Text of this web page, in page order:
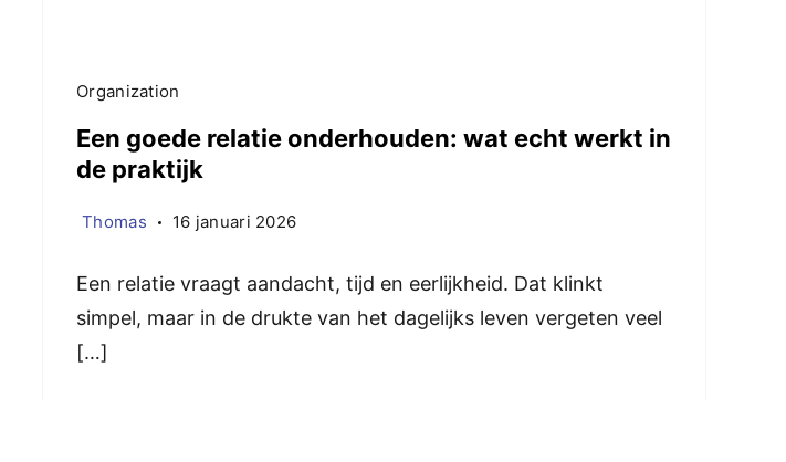
Organization
Een goede relatie onderhouden: wat echt werkt in
de praktijk
Thomas 16 januari 2026
Een relatie vraagt aandacht, tijd en eerlijkheid. Dat klinkt
simpel, maar in de drukte van het dagelijks leven vergeten veel
[…]